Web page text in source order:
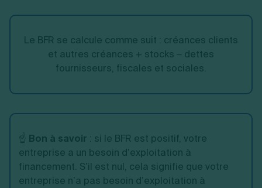
Le BFR se calcule comme suit : créances clients
et autres créances + stocks – dettes
fournisseurs, fiscales et sociales.
☝️ Bon à savoir : si le BFR est positif, votre
entreprise a un besoin d’exploitation à
financement. S’il est nul, cela signifie que votre
entreprise n’a pas besoin d’exploitation à